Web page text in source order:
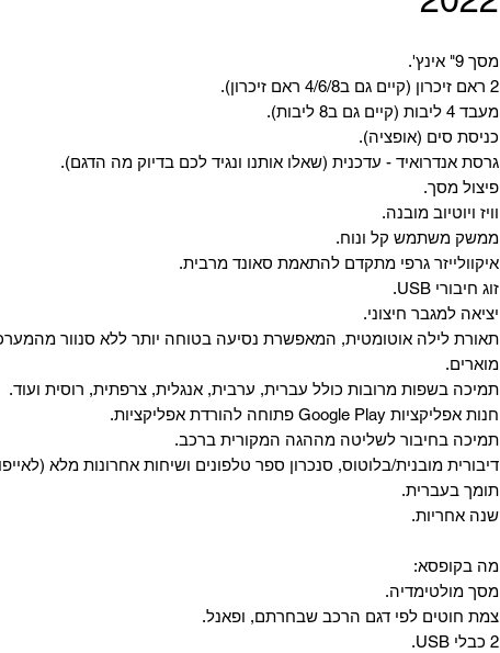
מסך 9" אינץ'.
2 ראם זיכרון (קיים גם ב4/6/8 ראם זיכרון).
מעבד 4 ליבות (קיים גם ב8 ליבות).
כניסת סים (אופציה).
גרסת אנדרואיד - עדכנית (שאלו אותנו ונגיד לכם בדיוק מה הדגם).
פיצול מסך.
וויז ויוטיוב מובנה.
ממשק משתמש קל ונוח.
איקוולייזר גרפי מתקדם להתאמת סאונד מרבית.
זוג חיבורי USB.
יציאה למגבר חיצוני.
תאורת לילה אוטומטית, המאפשרת נסיעה בטוחה יותר ללא סנוור
מוארים.
תמיכה בשפות מרובות כולל עברית, ערבית, אנגלית, צרפתית, רוסית ועוד.
‏חנות אפליקציות Google Play פתוחה להורדת אפליקציות.
‏תמיכה בחיבור לשליטה מההגה המקורית ברכב.
‏דיבורית מובנית/בלוטוס, ‏סנכרון ספר טלפונים ושיחות אחרונות מלא
תומך בעברית.
שנה אחריות.
מה בקופסא:
מסך מולטימדיה.
צמת חוטים לפי דגם הרכב שבחרתם, ופאנל.
2 כבלי USB.